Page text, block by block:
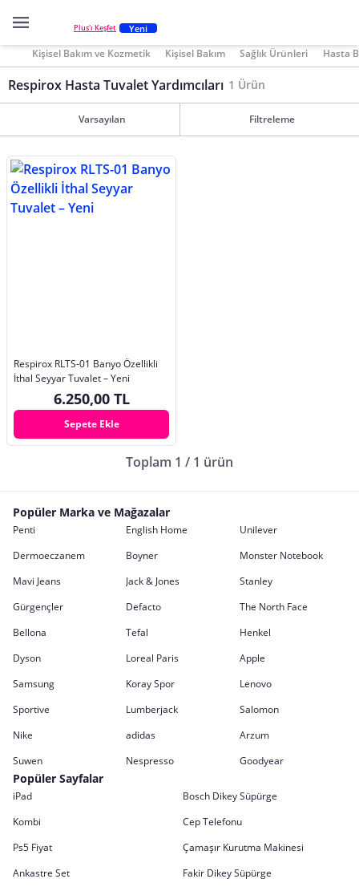
Plus'ı Keşfet Yeni
Kişisel Bakım ve Kozmetik Kişisel Bakım Sağlık Ürünleri Hasta
Respirox Hasta Tuvalet Yardımcıları 1 Ürün
Varsayılan Filtreleme
Respirox RLTS-01 Banyo Özellikli
İthal Seyyar Tuvalet – Yeni
6.250,00 TL
Sepete Ekle
Toplam 1 / 1 ürün
Popüler Marka ve Mağazalar
Penti English Home
Unilever
Dermoeczanem
Boyner
Monster Notebook
Mavi Jeans
Jack & Jones
Stanley
Gürgençler
Defacto
The North Face
Bellona
Tefal
Henkel
Dyson
Loreal Paris
Apple
Samsung
Koray Spor
Lenovo
Sportive
Lumberjack
Salomon
Nike
adidas
Arzum
Suwen
Nespresso Goodyear
Popüler Sayfalar
iPad
Bosch Dikey Süpürge
Kombi
Cep Telefonu
Ps5 Fiyat
Çamaşır Kurutma Makinesi
Ankastre Set
Fakir Dikey Süpürge